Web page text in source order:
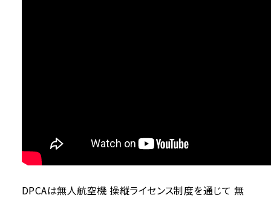
DPCAは無人航空機 操縦ライセンス制度を通じて 無